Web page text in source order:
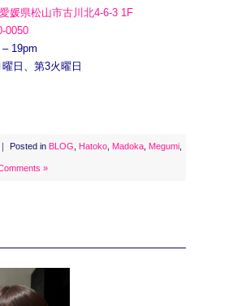
媛県松山市古川北4-6-3 1F
0050
19pm
日、第3火曜日
Posted in BLOG Hatoko Madoka Megumi
»